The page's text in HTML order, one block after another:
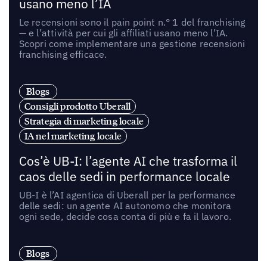
usano meno l’IA
Le recensioni sono il pain point n.° 1 del franchising
— e l’attività per cui gli affiliati usano meno l’IA.
Scopri come implementare una gestione recensioni
franchising efficace.
Blogs
Consigli prodotto Uberall
Strategia di marketing locale
IA nel marketing locale
Cos’è UB-I: l’agente AI che trasforma il
caos delle sedi in performance locale
UB-I è l’AI agentica di Uberall per la performance
delle sedi: un agente AI autonomo che monitora
ogni sede, decide cosa conta di più e fa il lavoro.
Blogs